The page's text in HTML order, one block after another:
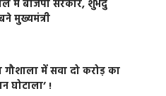
में बीजेपी सरकार, शुभेंदु
मुख्यमंत्री
गौशाला में सवा दो करोड़ का
घोटाला’ !